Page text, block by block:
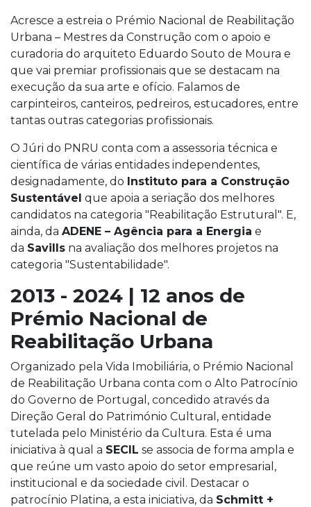
Acresce a estreia o Prémio Nacional de Reabilitação
Urbana – Mestres da Construção com o apoio e
curadoria do arquiteto Eduardo Souto de Moura e
que vai premiar profissionais que se destacam na
execução da sua arte e ofício. Falamos de
carpinteiros, canteiros, pedreiros, estucadores, entre
tantas outras categorias profissionais.
O Júri do PNRU conta com a assessoria técnica e
científica de várias entidades independentes,
designadamente, do Instituto para a Construção
Sustentável que apoia a seriação dos melhores
candidatos na categoria "Reabilitação Estrutural". E,
ainda, da ADENE – Agência para a Energia e
da Savills na avaliação dos melhores projetos na
categoria "Sustentabilidade".
2013 - 2024 | 12 anos de
Prémio Nacional de
Reabilitação Urbana
Organizado pela Vida Imobiliária, o Prémio Nacional
de Reabilitação Urbana conta com o Alto Patrocínio
do Governo de Portugal, concedido através da
Direção Geral do Património Cultural, entidade
tutelada pelo Ministério da Cultura. Esta é uma
iniciativa à qual a SECIL se associa de forma ampla e
que reúne um vasto apoio do setor empresarial,
institucional e da sociedade civil. Destacar o
patrocínio Platina, a esta iniciativa, da Schmitt +